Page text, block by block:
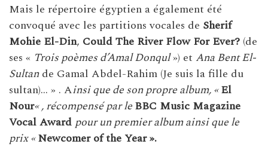
Mais le répertoire égyptien a également été
convoqué avec les partitions vocales de Sherif
Mohie El-Din, Could The River Flow For Ever? (de
ses « Trois poèmes d’Amal Donqul») et Ana Bent El-
Sultande Gamal Abdel-Rahim (Je suis la fille du
sultan)… » . Ainsi que de son propre album, «El
Nour« , récompensé par leBBC Music Magazine
Vocal Award pour un premier album ainsi que le
prix «Newcomer of the Year ».